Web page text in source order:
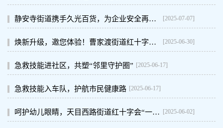
静安寺街道携手久光百货，为企业安全再添坚实屏障 [2025-07-07]
焕新升级，邀您体验！曹家渡街道红十字服务总站乔迁新址，期待您的到来 [2025-06-30]
急救技能进社区，共塑“邻里守护圈” [2025-06-17]
急救技能入车队，护航市民健康路 [2025-06-17]
呵护幼儿眼睛，天目西路街道红十字会“一站一品”进校园 [2025-06-02]